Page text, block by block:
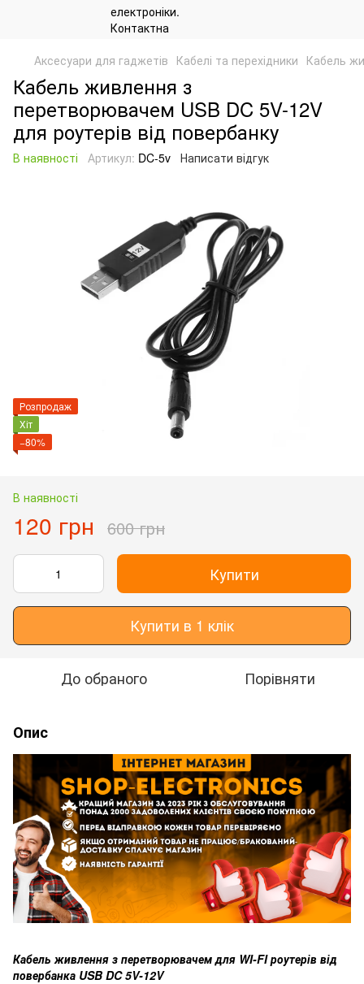
Аксесуари для гаджетів Кабелі та перехідники Кабель
Кабель живлення з
перетворювачем USB DC 5V-12V
для роутерів від повербанку
В наявності Артикул: DC-5v Написати відгук
Розпродаж
Хіт
−80%
В наявності
120 грн 600 грн
Купити
Купити в 1 клік
До обраного Порівняти
Опис
Кабель живлення з перетворювачем для WI-FI роутерів від
повербанка USB DC 5V-12V